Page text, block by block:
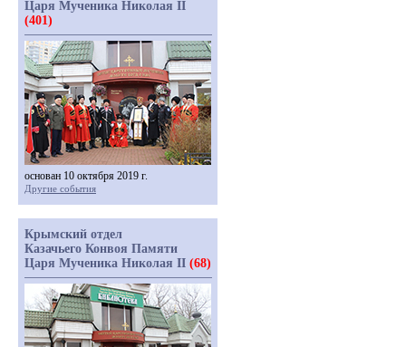
Царя Мученика Николая II
(401)
основан 10 октября 2019 г.
Другие события
Крымский отдел
Казачьего Конвоя Памяти
Царя Мученика Николая II (68)